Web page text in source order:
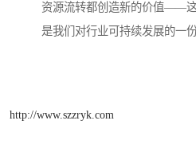
资源流转都创造新的价值——
是我们对行业可持续发展的一份
http://www.szzryk.com